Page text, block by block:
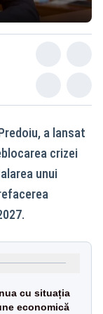
a lansat
crizei
unui
cu situația
economică